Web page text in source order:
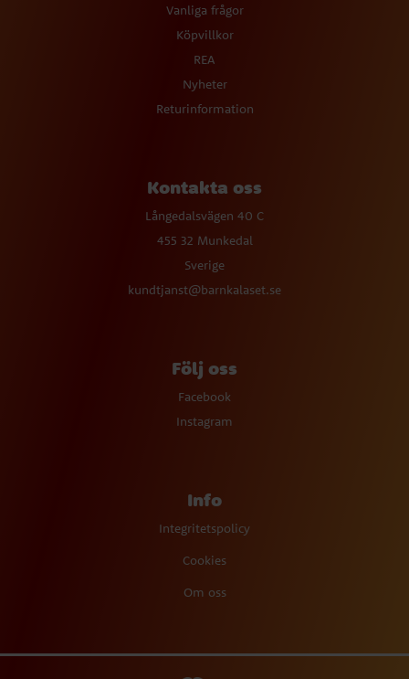
Vanliga frågor
Köpvillkor
REA
Nyheter
Returinformation
Kontakta oss
Långedalsvägen 40 C
455 32 Munkedal
Sverige
kundtjanst@barnkalaset.se
Följ oss
Facebook
Instagram
Info
Integritetspolicy
Cookies
Om oss